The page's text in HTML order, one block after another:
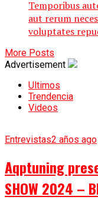
Temporibus
aut rerum
voluptates
More Posts
Advertisement
Ultimos
Trendencia
Videos
Entrevistas2 años ago
Aqptuning
SHOW 2024 –